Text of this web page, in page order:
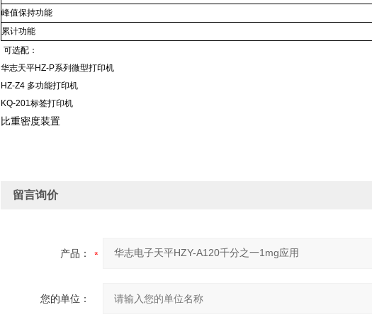
峰值保持功能
累计功能
可选配：
华志天平HZ-P系列微型打印机
HZ-Z4 多功能打印机
KQ-201标签打印机
比重密度装置
留言询价
产品：
您的单位：